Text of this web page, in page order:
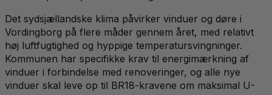
Det sydsjællandske klima påvirker vinduer og døre i
Vordingborg på flere måder gennem året, med relativt
høj luftfugtighed og hyppige temperatursvingninger.
Kommunen har specifikke krav til energimærkning af
vinduer i forbindelse med renoveringer, og alle nye
vinduer skal leve op til BR18-kravene om maksimal U-